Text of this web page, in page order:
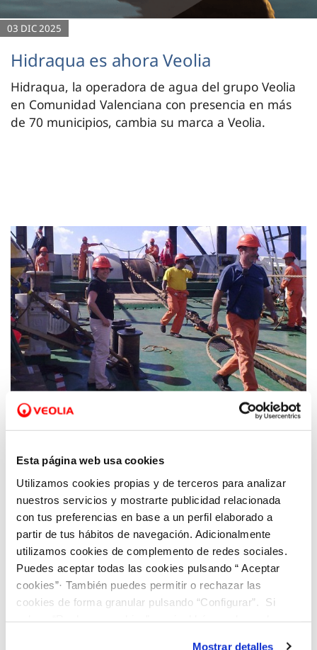
Esta página web usa cookies
Utilizamos cookies propias y de terceros para analizar
nuestros servicios y mostrarte publicidad relacionada
con tus preferencias en base a un perfil elaborado a
partir de tus hábitos de navegación. Adicionalmente
utilizamos cookies de complemento de redes sociales.
Puedes aceptar todas las cookies pulsando “ Aceptar
cookies”· También puedes permitir o rechazar las
cookies de forma granular pulsando “Configurar”. Si
Mostrar detalles
03 DIC 2025
Hidraqua es ahora Veolia
Hidraqua, la operadora de agua del grupo Veolia
en Comunidad Valenciana con presencia en más
de 70 municipios, cambia su marca a Veolia.
28 MAR 2023
celebra su tercer webinar del curso con la
primera mujer cablera de la historia